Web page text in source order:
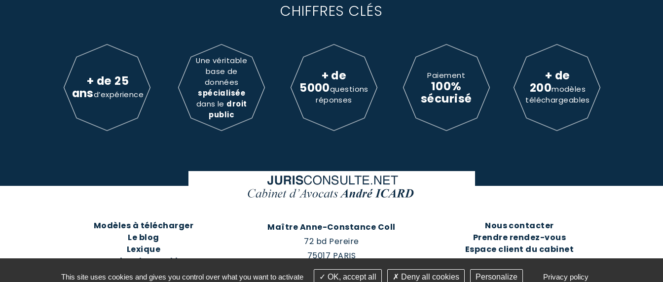
CHIFFRES CLÉS
+ de 25
ansd’expérience
Une véritable
base de
données
spécialisée
dans le droit
public
+ de
5000questions
réponses
Paiement
100%
sécurisé
+ de
200modèles
téléchargeables
Modèles à télécharger
Le blog
Lexique
Gestion des cookies
Maître Anne-Constance Coll
72 bd Pereire
75017 PARIS
Tél : 01 60 88 18 78
Nous contacter
Prendre rendez-vous
Espace client du cabinet
This site uses cookies and gives you control over what you want to activate OK, accept all Deny all cookies Personalize Privacy policy